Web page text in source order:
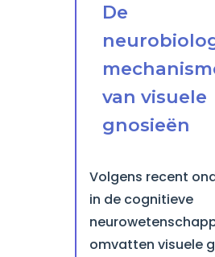
De
van visuele
gnosieën
Volgens recent
in de cognitieve
omvatten visuele